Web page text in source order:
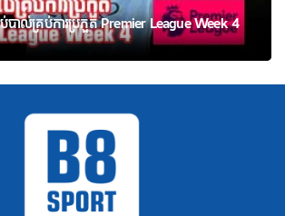
ាល់គ្រប់ការប្រកួត Premier League Week 4